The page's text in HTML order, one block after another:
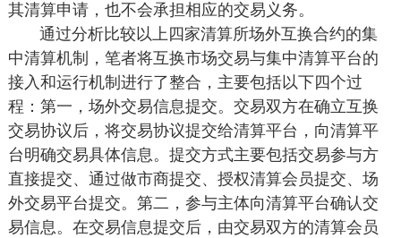
其清算申请，也不会承担相应的交易义务。
通过分析比较以上四家清算所场外互换合约的集
中清算机制，笔者将互换市场交易与集中清算平台的
接入和运行机制进行了整合，主要包括以下四个过
程：第一，场外交易信息提交。交易双方在确立互换
交易协议后，将交易协议提交给清算平台，向清算平
台明确交易具体信息。提交方式主要包括交易参与方
直接提交、通过做市商提交、授权清算会员提交、场
外交易平台提交。第二，参与主体向清算平台确认交
易信息。在交易信息提交后，由交易双方的清算会员